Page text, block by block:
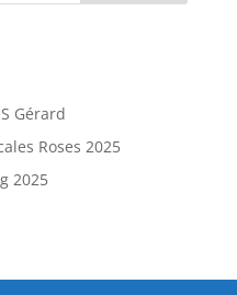
Gérard
Roses 2025
2025